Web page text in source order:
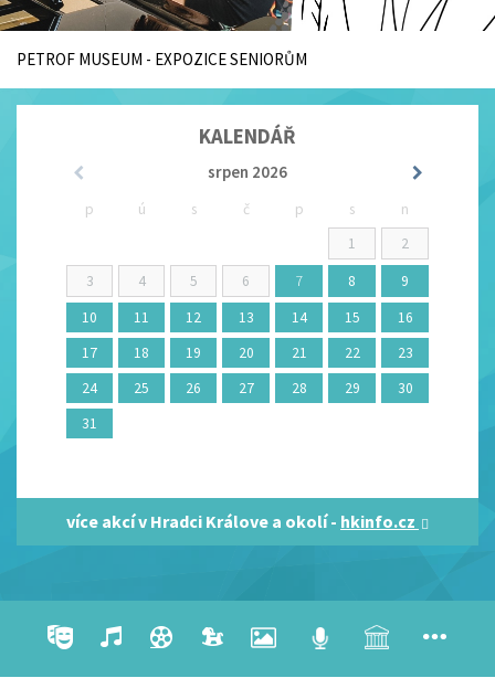
PŘÍBĚHY PEVNOSTNÍHO MĚSTA
KALENDÁŘ
srpen 2026
p ú s č p s
n
1
2
3
4 5 6 7 8
9
10
11 12 13 14 15
16
17
18 19 20 21 22
23
24
25 26 27 28 29
30
31
více akcí v Hradci Králove a okolí - hkinfo.cz